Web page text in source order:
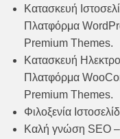
Κατασκευή
Πλατφόρμα
Premium Themes.
Κατασκευή
Πλατφόρμα
Premium Themes.
Φιλοξενία
Καλή γνώση SEO –